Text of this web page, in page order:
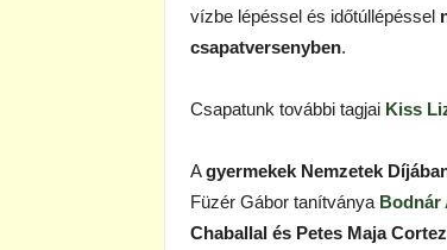
vízbe lépéssel és időtúllépéssel
csapatversenyben.
Csapatunk további tagjai Kiss
Agyermekek Nemzetek
Füzér Gábor tanítványa Bodnár
Chaballal és Petes Maja